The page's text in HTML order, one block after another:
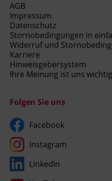
AGB
Impressum
Datenschutz
Stornobedingungen in
Widerruf und
Karriere
Hinweisgebersystem
Ihre Meinung ist uns
Folgen Sie uns
Facebook
Instagram
LinkedIn